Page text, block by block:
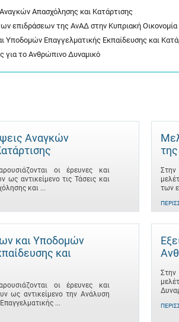
Απασχόλησης και Κατάρτισης
επιδράσεων της ΑνΑΔ στην Κυπριακή Οικονομία
Υποδομών Επαγγελματικής Εκπαίδευσης και
για το Ανθρώπινο Δυναμικό
Αναγκών
οι έρευνες και
ως αντικείμενο τις Τάσεις και
και ...
των
και Υποδομών
και
οι έρευνες και
ως αντικείμενο την Ανάλυση
...